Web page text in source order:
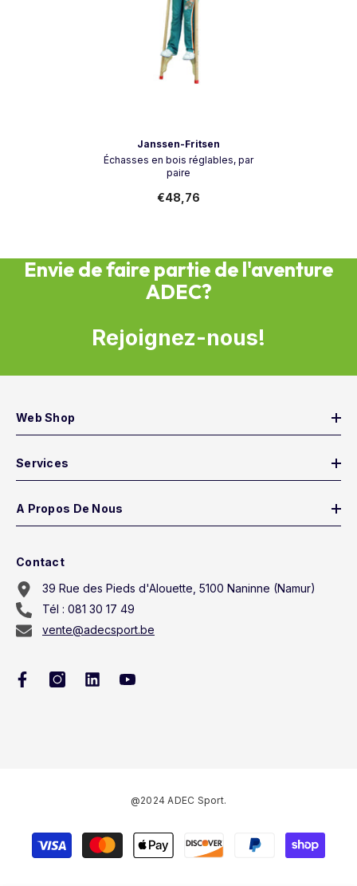
Vendeur:Janssen-Fritsen
Échasses en bois réglables, par
paire
€48,76
Envie de faire partie de l'aventure
ADEC?
Rejoignez-nous!
Web Shop
Services
A Propos De Nous
Contact
39 Rue des Pieds d'Alouette, 5100 Naninne (Namur)
Tél : 081 30 17 49
vente@adecsport.be
@2024 ADEC Sport.
Méthodes